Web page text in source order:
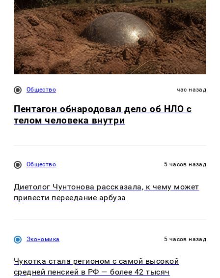
Общество час назад
Пентагон обнародовал дело об НЛО с
телом человека внутри
Общество 5 часов назад
Диетолог Чунтонова рассказала, к чему может
привести переедание арбуза
Экономика 5 часов назад
Чукотка стала регионом с самой высокой
средней пенсией в РФ — более 42 тысяч